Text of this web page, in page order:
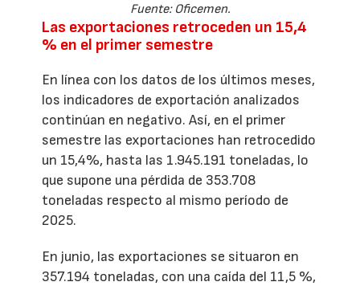
Fuente: Oficemen.
Las exportaciones retroceden un 15,4
% en el primer semestre
En línea con los datos de los últimos meses,
los indicadores de exportación analizados
continúan en negativo. Así, en el primer
semestre las exportaciones han retrocedido
un 15,4%, hasta las 1.945.191 toneladas, lo
que supone una pérdida de 353.708
toneladas respecto al mismo período de
2025.
En junio, las exportaciones se situaron en
357.194 toneladas, con una caída del 11,5 %,